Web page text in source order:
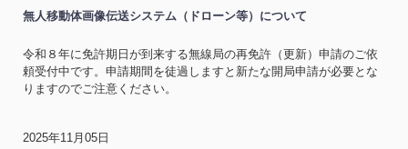
無人移動体画像伝送システム（ドローン等）について
令和８年に免許期日が到来する無線局の再免許（更新）申請のご依
頼受付中です。申請期間を徒過しますと新たな開局申請が必要とな
りますのでご注意ください。
2025年11月05日